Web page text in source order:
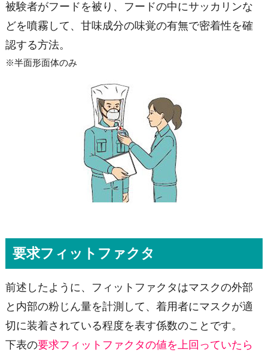
被験者がフードを被り、フードの中にサッカリンな
どを噴霧して、甘味成分の味覚の有無で密着性を確
認する方法。
※半面形面体のみ
要求フィットファクタ
前述したように、フィットファクタはマスクの外部
と内部の粉じん量を計測して、着用者にマスクが適
切に装着されている程度を表す係数のことです。
下表の要求フィットファクタの値を上回っていたら